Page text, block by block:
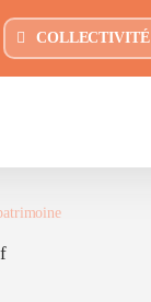
COLLECTIVITÉ